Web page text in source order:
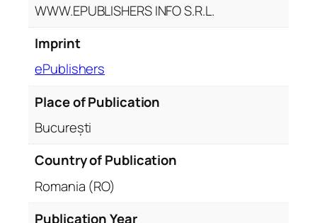
WWW.EPUBLISHERS INFO S.R.L.
Imprint
ePublishers
Place of Publication
București
Country of Publication
Romania (RO)
Publication Year